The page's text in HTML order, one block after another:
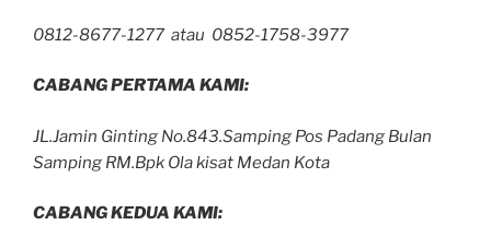
0812-8677-1277 atau 0852-1758-3977
CABANG PERTAMA KAMI:
JL.Jamin Ginting No.843.Samping Pos Padang Bulan
Samping RM.Bpk Ola kisat Medan Kota
CABANG KEDUA KAMI: